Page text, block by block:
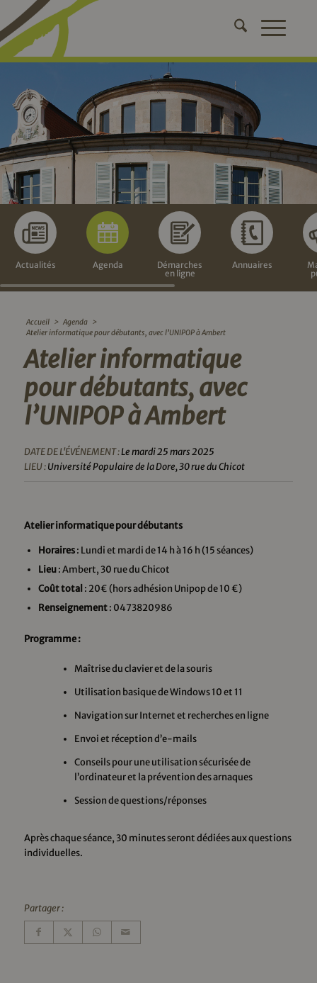
Actualités Agenda
Démarches
en ligne
Annuaires
Accueil > Agenda >
Atelier informatique pour débutants, avec l’UNIPOP à Ambert
Atelier informatique
pour débutants, avec
l’UNIPOP à Ambert
DATE DE L'ÉVÉNEMENT :Le mardi 25 mars 2025
LIEU :Université Populaire de la Dore, 30 rue du Chicot
Atelier informatique pour débutants
Horaires: Lundi et mardi de 14 h à 16 h (15 séances)
Lieu: Ambert, 30 rue du Chicot
Coût total : 20€ (hors adhésion Unipop de 10 €)
Renseignement: 0473820986
Programme :
Maîtrise du clavier et de la souris
Utilisation basique de Windows 10 et 11
Navigation sur Internet et recherches en ligne
Envoi et réception d’e-mails
Conseils pour une utilisation sécurisée de
l’ordinateur et la prévention des arnaques
Session de questions/réponses
Après chaque séance, 30 minutes seront dédiées aux questions
individuelles.
Partager :